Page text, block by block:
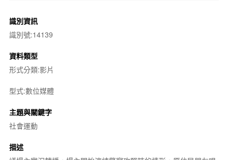
識別資訊
識別號:14139
資料類型
形式分類:影片
型式:數位媒體
主題與關鍵字
社會運動
描述